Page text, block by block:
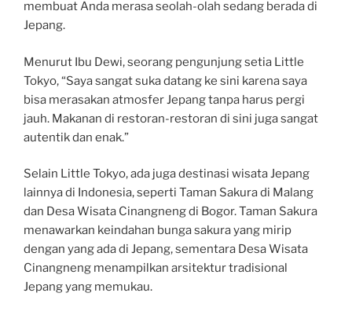
membuat Anda merasa seolah-olah sedang berada di
Jepang.
Menurut Ibu Dewi, seorang pengunjung setia Little
Tokyo, “Saya sangat suka datang ke sini karena saya
bisa merasakan atmosfer Jepang tanpa harus pergi
jauh. Makanan di restoran-restoran di sini juga sangat
autentik dan enak.”
Selain Little Tokyo, ada juga destinasi wisata Jepang
lainnya di Indonesia, seperti Taman Sakura di Malang
dan Desa Wisata Cinangneng di Bogor. Taman Sakura
menawarkan keindahan bunga sakura yang mirip
dengan yang ada di Jepang, sementara Desa Wisata
Cinangneng menampilkan arsitektur tradisional
Jepang yang memukau.